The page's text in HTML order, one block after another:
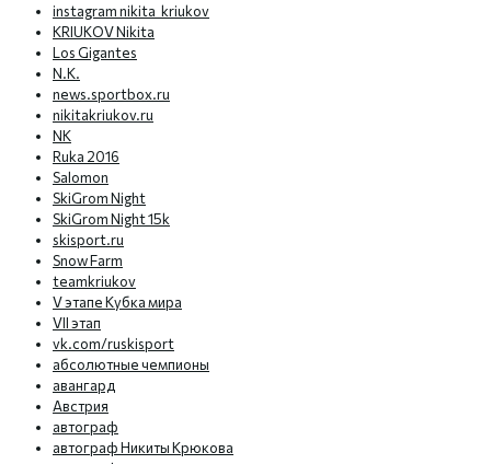
instagram nikita_kriukov
KRIUKOV Nikita
Los Gigantes
N.K.
news.sportbox.ru
nikitakriukov.ru
NK
Ruka 2016
Salomon
SkiGrom Night
SkiGrom Night 15k
skisport.ru
Snow Farm
teamkriukov
V этапе Кубка мира
VII этап
vk.com/ruskisport
абсолютные чемпионы
авангард
Австрия
автограф
автограф Никиты Крюкова